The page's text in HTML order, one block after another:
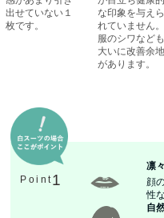
出せていない１
枚です。
な印象を与えら
れていません。
服のシワなども
大いに改善余地
があります。
Point1
凛
顔
性
自